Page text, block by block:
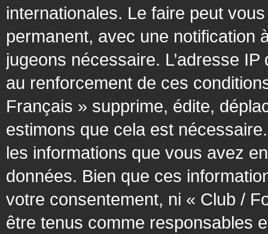
internationales. Le faire peut
permanent, avec une notification
jugeons nécessaire. L’adresse
au renforcement de ces
Français » supprime, édite,
estimons que cela est
les informations que vous avez
données. Bien que ces
votre consentement, ni « Club /
être tenus comme responsables